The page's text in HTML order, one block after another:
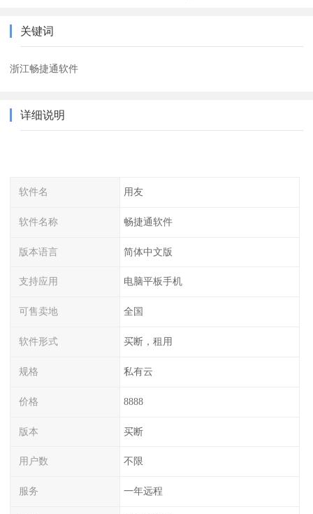
关键词
浙江畅捷通软件
详细说明
软件名 用友
软件名称 畅捷通软件
版本语言 简体中文版
支持应用 电脑平板手机
可售卖地 全国
软件形式 买断，租用
规格 私有云
价格 8888
版本 买断
用户数 不限
服务 一年远程